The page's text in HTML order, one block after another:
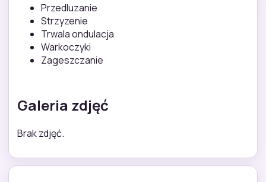
Przedluzanie
Strzyzenie
Trwala ondulacja
Warkoczyki
Zageszczanie
Galeria zdjęć
Brak zdjęć.